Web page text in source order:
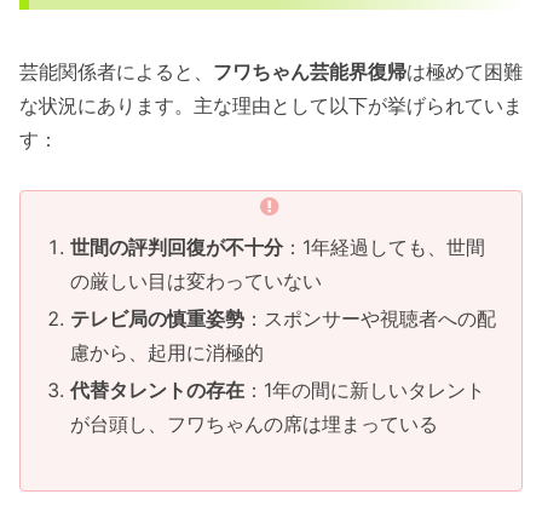
芸能関係者によると、 フワちゃん芸能界復帰は極めて困難
な状況にあります。主な理由として以下が挙げられていま
す：
世間の評判回復が不十分：1年経過しても、世間
の厳しい目は変わっていない
テレビ局の慎重姿勢 ：スポンサーや視聴者への配
慮から、起用に消極的
代替タレントの存在 ：1年の間に新しいタレント
が台頭し、フワちゃんの席は埋まっている